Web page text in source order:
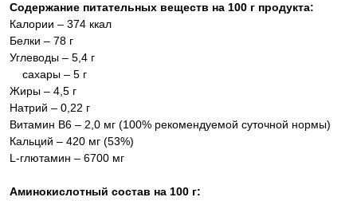
Содержание питательных веществ на 100 г продукта:
Калории – 374 ккал
Белки – 78 г
Углеводы – 5,4 г
сахары – 5 г
Жиры – 4,5 г
Натрий – 0,22 г
Витамин В6 – 2,0 мг (100% рекомендуемой суточной нормы)
Кальций – 420 мг (53%)
L-глютамин – 6700 мг
Аминокислотный состав на 100 г: